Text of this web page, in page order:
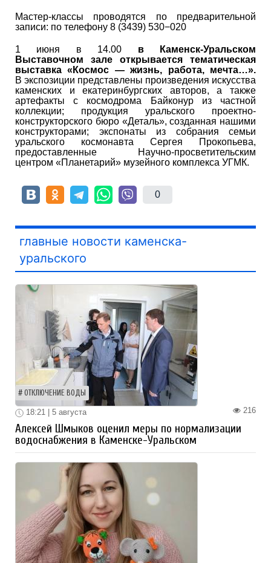
Мастер-классы проводятся по предварительной
записи: по телефону 8 (3439) 530−020
1 июня в 14.00 в Каменск-Уральском
Выставочном зале открывается тематическая
выставка «Космос — жизнь, работа, мечта…».
В экспозиции представлены произведения искусства
каменских и екатеринбургских авторов, а также
артефакты с космодрома Байконур из частной
коллекции; продукция уральского проектно-
конструкторского бюро «Деталь», созданная нашими
конструкторами; экспонаты из собрания семьи
уральского космонавта Сергея Прокопьева,
предоставленные Научно-просветительским
центром «Планетарий» музейного комплекса УГМК.
0
главные новости каменска-
уральского
ОТКЛЮЧЕНИЕ ВОДЫ
216
18:21 | 5 августа
Алексей Шмыков оценил меры по нормализации
водоснабжения в Каменске-Уральском